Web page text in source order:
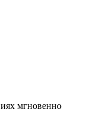
мгновенно